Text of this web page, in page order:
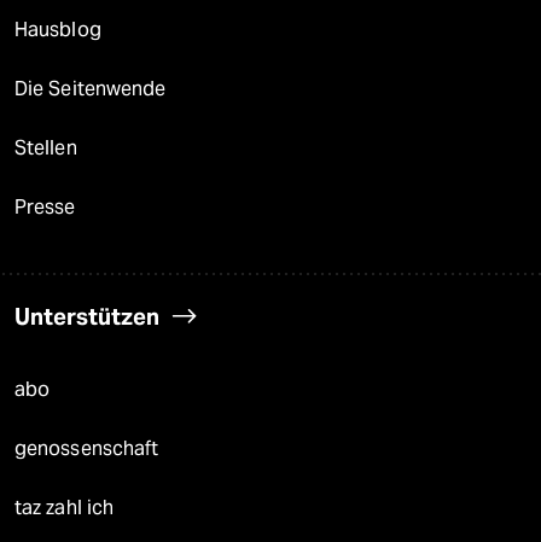
Hausblog
Die Seitenwende
Stellen
Presse
Unterstützen
abo
genossenschaft
taz zahl ich